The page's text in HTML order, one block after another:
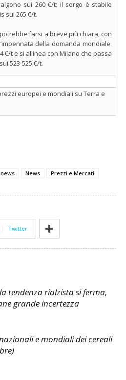
sui 260 €/t; il sorgo è stabile
sui 265 €/t.
farsi a breve più chiara, con
della domanda mondiale.
€/t e si allinea con Milano che passa
523-525 €/t.
europei e mondiali su Terra e
News Prezzi e Mercati
Twitter
tendenza rialzista si ferma,
grande incertezza
e mondiali dei cereali